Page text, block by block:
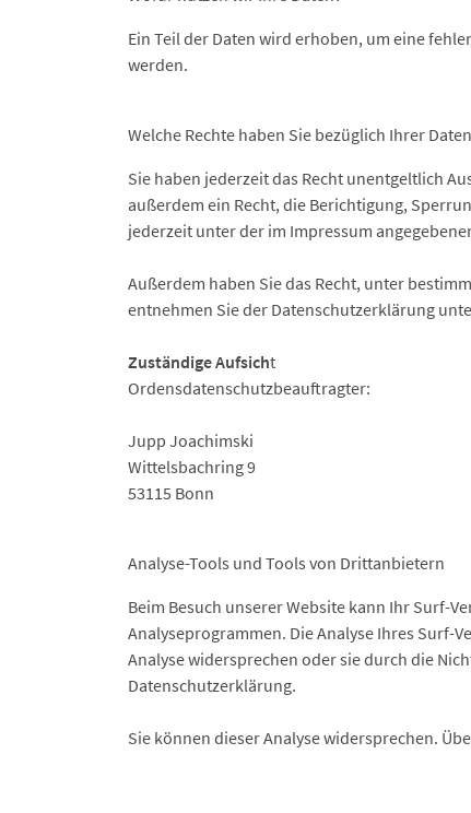
Ein Teil der Daten wird erhoben, um eine
werden.
Welche Rechte haben Sie bezüglich Ihrer
Sie haben jederzeit das Recht unentgeltlich
außerdem ein Recht, die Berichtigung,
jederzeit unter der im Impressum
Außerdem haben Sie das Recht, unter
entnehmen Sie der Datenschutzerklärung
Zuständige Aufsicht
Ordensdatenschutzbeauftragter:
Jupp Joachimski
Wittelsbachring 9
53115 Bonn
Analyse-Tools und Tools von Drittanbietern
Beim Besuch unserer Website kann Ihr Surf-
Analyseprogrammen. Die Analyse Ihres Surf-
Analyse widersprechen oder sie durch die
Datenschutzerklärung.
Sie können dieser Analyse widersprechen.